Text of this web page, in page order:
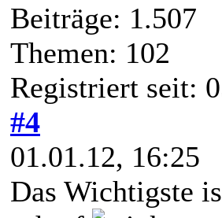
Beiträge: 1.507
Themen: 102
Registriert seit:
#4
01.01.12, 16:25
Das Wichtigste